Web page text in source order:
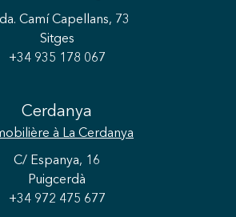
Camí Capellans, 73
Sitges
+34 935 178 067
Cerdanya
à La Cerdanya
C/ Espanya, 16
Puigcerdà
+34 972 475 677